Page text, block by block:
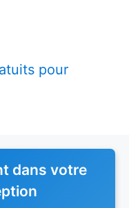
pour
dans votre